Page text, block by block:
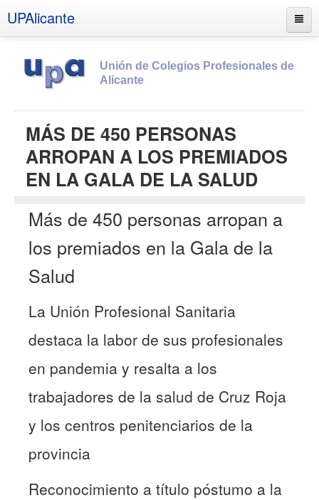
UPAlicante
Unión de Colegios Profesionales de
Alicante
Inicio
Socios
Estatutos
Documentos
Boletines
PROA
Contacto
MÁS DE 450 PERSONAS
ARROPAN A LOS PREMIADOS
EN LA GALA DE LA SALUD
Más de 450 personas arropan a
los premiados en la Gala de la
Salud
La Unión Profesional Sanitaria
destaca la labor de sus profesionales
en pandemia y resalta a los
trabajadores de la salud de Cruz Roja
y los centros penitenciarios de la
provincia
Reconocimiento a título póstumo a la